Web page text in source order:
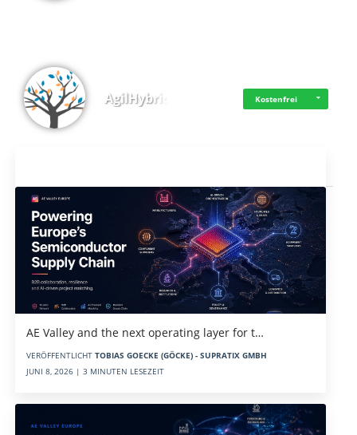
AgilHybrid Kostenfrei
AE Valley and the next operating layer for t…
VERÖFFENTLICHT TOBIAS GOECKE (GÖCKE) - SUPRATIX GMBH
JUNI 8, 2026 | 3 MINUTEN LESEZEIT